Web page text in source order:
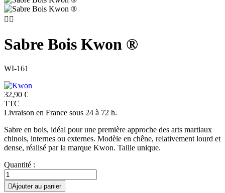
 
Sabre Bois Kwon ®
WI-161
32,90 €
TTC
Livraison en France sous 24 à 72 h.
Sabre en bois, idéal pour une première approche des arts martiaux
chinois, internes ou externes. Modèle en chêne, relativement lourd et
dense, réalisé par la marque Kwon. Taille unique.
Quantité :
Ajouter au panier